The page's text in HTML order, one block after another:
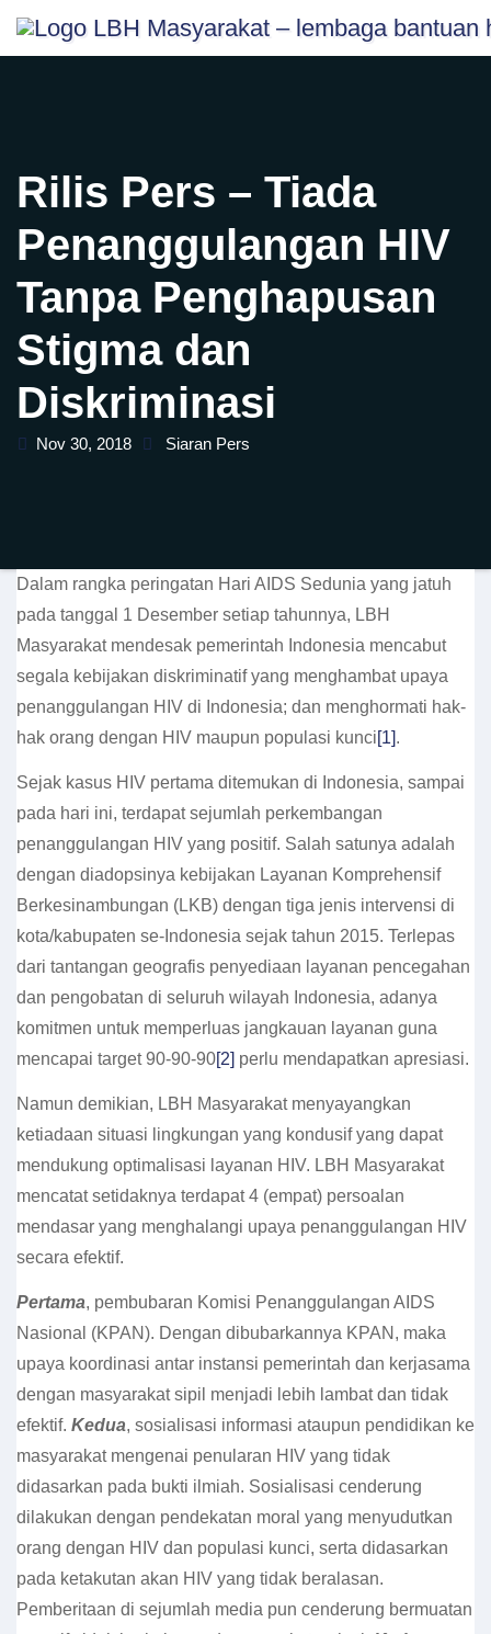
content
Skip
Rilis Pers – Tiada
Penanggulangan HIV
Tanpa Penghapusan
Stigma dan
Diskriminasi
Nov 30, 2018 Siaran Pers
Dalam rangka peringatan Hari AIDS Sedunia yang jatuh
pada tanggal 1 Desember setiap tahunnya, LBH
Masyarakat mendesak pemerintah Indonesia mencabut
segala kebijakan diskriminatif yang menghambat upaya
penanggulangan HIV di Indonesia; dan menghormati hak-
hak orang dengan HIV maupun populasi kunci[1].
Sejak kasus HIV pertama ditemukan di Indonesia, sampai
pada hari ini, terdapat sejumlah perkembangan
penanggulangan HIV yang positif. Salah satunya adalah
dengan diadopsinya kebijakan Layanan Komprehensif
Berkesinambungan (LKB) dengan tiga jenis intervensi di
kota/kabupaten se-Indonesia sejak tahun 2015. Terlepas
dari tantangan geografis penyediaan layanan pencegahan
dan pengobatan di seluruh wilayah Indonesia, adanya
komitmen untuk memperluas jangkauan layanan guna
mencapai target 90-90-90[2] perlu mendapatkan apresiasi.
Namun demikian, LBH Masyarakat menyayangkan
ketiadaan situasi lingkungan yang kondusif yang dapat
mendukung optimalisasi layanan HIV. LBH Masyarakat
mencatat setidaknya terdapat 4 (empat) persoalan
mendasar yang menghalangi upaya penanggulangan HIV
secara efektif.
Pertama, pembubaran Komisi Penanggulangan AIDS
Nasional (KPAN). Dengan dibubarkannya KPAN, maka
upaya koordinasi antar instansi pemerintah dan kerjasama
dengan masyarakat sipil menjadi lebih lambat dan tidak
efektif. Kedua, sosialisasi informasi ataupun pendidikan ke
masyarakat mengenai penularan HIV yang tidak
didasarkan pada bukti ilmiah. Sosialisasi cenderung
dilakukan dengan pendekatan moral yang menyudutkan
orang dengan HIV dan populasi kunci, serta didasarkan
pada ketakutan akan HIV yang tidak beralasan.
Pemberitaan di sejumlah media pun cenderung bermuatan